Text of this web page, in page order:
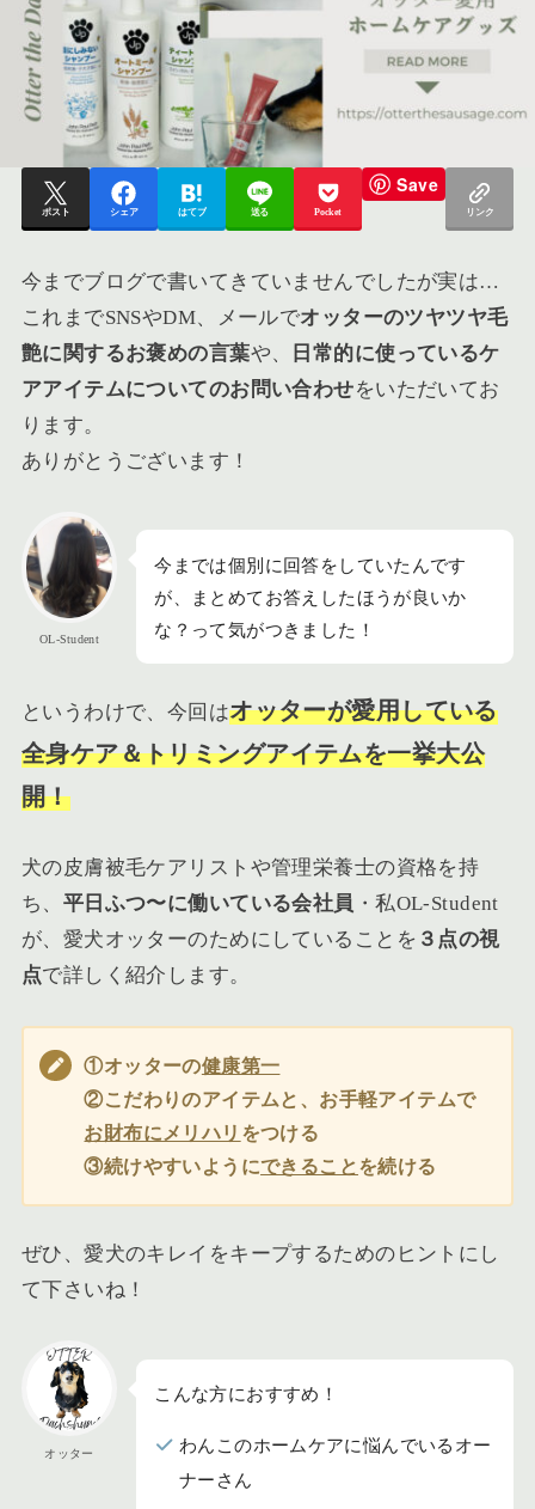
ポスト シェア はてブ 送る Pocket
Save
リンク
今までブログで書いてきていませんでしたが実は…
これまでSNSやDM、メールでオッターのツヤツヤ毛
艶に関するお褒めの言葉や、
日常的に使っているケ
アアイテムについてのお問い合わせをいただいてお
ります。
ありがとうございます！
OL-Student
今までは個別に回答をしていたんです
が、まとめてお答えしたほうが良いか
な？って気がつきました！
というわけで、今回はオッターが愛用している
全身ケア＆トリミングアイテムを一挙大公
開！
犬の皮膚被毛ケアリストや管理栄養士の資格を持
ち、 平日ふつ〜に働いている会社員 ・私OL-Student
が、愛犬オッターのためにしていることを ３点の視
点で詳しく紹介します。
①オッターの健康第一
②こだわりのアイテムと、お手軽アイテムで
お財布にメリハリ をつける
③続けやすいようにできることを続ける
ぜひ、愛犬のキレイをキープするためのヒントにし
て下さいね！
オッター
こんな方におすすめ！
わんこのホームケアに悩んでいるオー
ナーさん